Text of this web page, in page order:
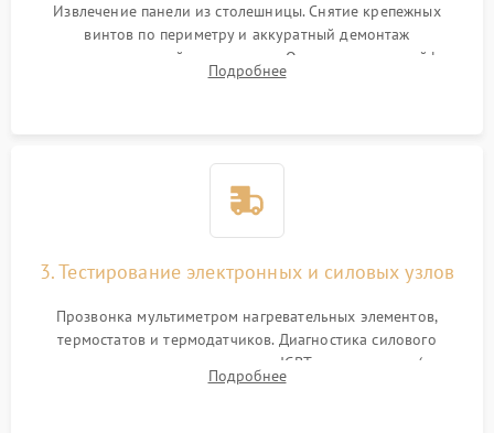
Извлечение панели из столешницы. Снятие крепежных
винтов по периметру и аккуратный демонтаж
стеклокерамической поверхности. Отсоединение шлейфов
сенсорного блока для доступа к силовым платам, катушкам
Подробнее
3. Тестирование электронных и силовых узлов
Прозвонка мультиметром нагревательных элементов,
термостатов и термодатчиков. Диагностика силового
модуля, реле, диодных мостов и IGBT-транзисторов (для
индукции). Проверка кранов и газ-контроля (для газовых
Подробнее